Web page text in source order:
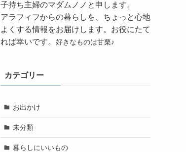
子持ち主婦のマダムノノと申します。
アラフィフからの暮らしを、ちょっと心地
よくする情報をお届けします。 お役にたて
れば幸いです。 好きなものは甘栗♪
カテゴリー
お出かけ
未分類
暮らしにいいもの